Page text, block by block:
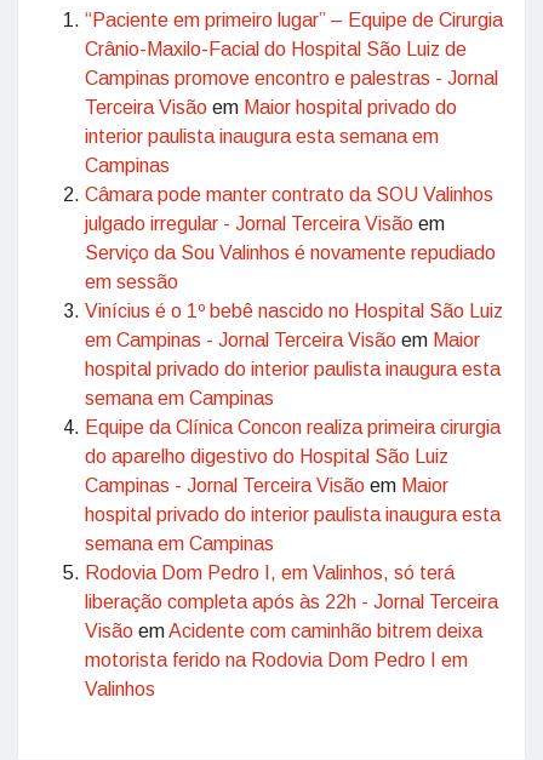
“Paciente em primeiro lugar” – Equipe de Cirurgia
Crânio-Maxilo-Facial do Hospital São Luiz de
Campinas promove encontro e palestras - Jornal
Terceira Visão em Maior hospital privado do
interior paulista inaugura esta semana em
Campinas
Câmara pode manter contrato da SOU Valinhos
julgado irregular - Jornal Terceira Visão em
Serviço da Sou Valinhos é novamente repudiado
em sessão
Vinícius é o 1º bebê nascido no Hospital São Luiz
em Campinas - Jornal Terceira Visão em Maior
hospital privado do interior paulista inaugura esta
semana em Campinas
Equipe da Clínica Concon realiza primeira cirurgia
do aparelho digestivo do Hospital São Luiz
Campinas - Jornal Terceira Visão em Maior
hospital privado do interior paulista inaugura esta
semana em Campinas
Rodovia Dom Pedro I, em Valinhos, só terá
liberação completa após às 22h - Jornal Terceira
Visão emAcidente com caminhão bitrem deixa
motorista ferido na Rodovia Dom Pedro I em
Valinhos